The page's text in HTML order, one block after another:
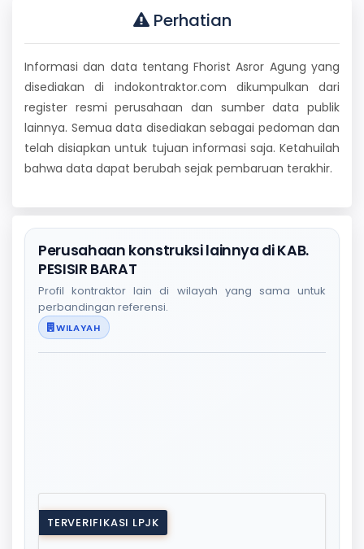
Perhatian
Informasi dan data tentang Fhorist Asror Agung yang
disediakan di indokontraktor.com dikumpulkan dari
register resmi perusahaan dan sumber data publik
lainnya. Semua data disediakan sebagai pedoman dan
telah disiapkan untuk tujuan informasi saja. Ketahuilah
bahwa data dapat berubah sejak pembaruan terakhir.
Perusahaan konstruksi lainnya di KAB.
PESISIR BARAT
Profil kontraktor lain di wilayah yang sama untuk
perbandingan referensi.
WILAYAH
TERVERIFIKASI LPJK